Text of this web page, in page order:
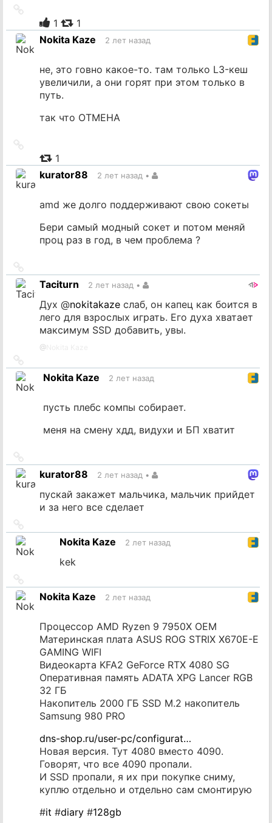
источник
1
1
Nokita Kaze
2 лет назад
не, это говно какое-то. там только L3-кеш
увеличили, а они горят при этом только в
путь.
так что ОТМЕНА
источник
1
kurator88
2 лет назад •
amd же долго поддерживают свою сокеты
Бери самый модный сокет и потом меняй
проц раз в год, в чем проблема ?
на
источник
Taciturn 2 лет назад •
Дух @nokitakaze слаб, он капец как боится в
лего для взрослых играть. Его духа хватает
максимум SSD добавить, увы.
@
на
источникNokita Kaze 2 лет назад
пусть плебс компы собирает.
меня на смену хдд, видухи и БП хватит
на
источник
kurator88 2 лет назад •
пускай закажет мальчика, мальчик прийдет
и за него все сделает
на
источникNokita Kaze 2 лет назад
kek
на
источник
Nokita Kaze 2 лет назад
Процессор AMD Ryzen 9 7950X OEM
Материнская плата ASUS ROG STRIX X670E-E
GAMING WIFI
Видеокарта KFA2 GeForce RTX 4080 SG
Оперативная память ADATA XPG Lancer RGB
32 ГБ
Накопитель 2000 ГБ SSD M.2 накопитель
Samsung 980 PRO
dns-shop.ru/user-pc/configurat…
Новая версия. Тут 4080 вместо 4090.
Говорят, что все 4090 пропали.
И SSD пропали, я их при покупке сниму,
куплю отдельно и отдельно сам смонтирую
#it #diary #128gb